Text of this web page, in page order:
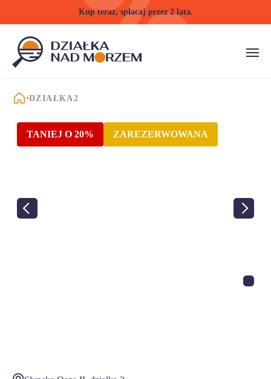
Kup teraz, spłacaj przez 2 lata.
STRONA GŁÓWNA
DZIAŁKA2
TANIEJ O 20% ZAREZERWOWANA